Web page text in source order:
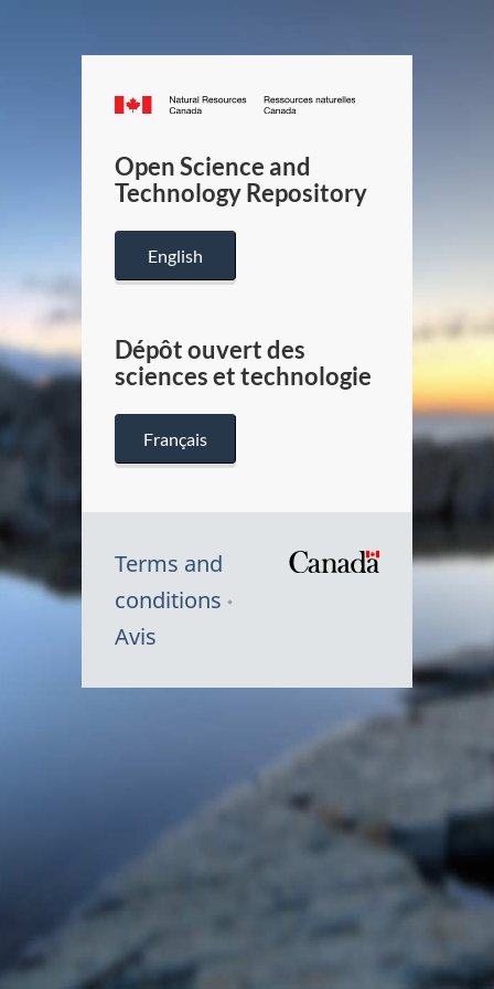
Canada.ca
/
Canada
Open Science and
Technology Repository
English
Dépôt ouvert des
sciences et technologie
Français
Terms and
conditions
Avis
du